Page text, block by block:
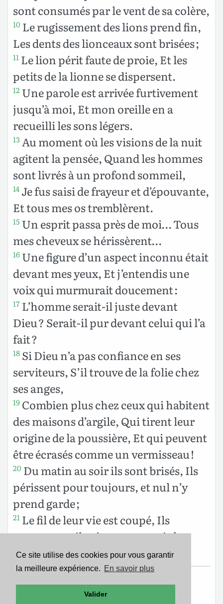
Ce site utilise des cookies pour vous garantir
la meilleure expérience. En savoir plus
Valider
sont consumés par le vent de sa colère,
10 Le rugissement des lions prend fin,
Les dents des lionceaux sont brisées ;
11 Le lion périt faute de proie, Et les
petits de la lionne se dispersent.
12 Une parole est arrivée furtivement
jusqu’à moi, Et mon oreille en a
recueilli les sons légers.
13Au moment où les visions de la nuit
agitent la pensée, Quand les hommes
sont livrés à un profond sommeil,
14 Je fus saisi de frayeur et d’épouvante,
Et tous mes os tremblèrent.
15 Un esprit passa près de moi… Tous
mes cheveux se hérissèrent…
16 Une figure d’un aspect inconnu était
devant mes yeux, Et j’entendis une
voix qui murmurait doucement :
17 L’homme serait-il juste devant
Dieu ? Serait-il pur devant celui qui l’a
fait ?
18 Si Dieu n’a pas confiance en ses
serviteurs, S’il trouve de la folie chez
ses anges,
19 Combien plus chez ceux qui habitent
des maisons d’argile, Qui tirent leur
origine de la poussière, Et qui peuvent
être écrasés comme un vermisseau !
20 Du matin au soir ils sont brisés, Ils
périssent pour toujours, et nul n’y
prend garde ;
21 Le fil de leur vie est coupé, Ils
meurent, et ils n’ont pas acquis la
sagesse.
Texte de la Nouvelle Édition de Genève
Copyright ©1979Société Biblique de Genève